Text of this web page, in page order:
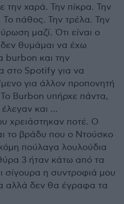
χαρά. Την πίκρα. Την
πάθος. Την τρέλα. Την
μαζί. Ότι είναι ο
θυμάμαι να έχω
burbon και την
στο Spotify για να
για άλλον προπονητή
Burbon υπήρχε πάντα,
και …
χρειάστηκαν ποτέ. Ο
το βράδυ που ο Ντούσκο
πούλαγα λουλούδια
3 ήταν κάτω από τα
σίγουρα η συντροφιά μου
αλλά δεν θα έγραφα τα